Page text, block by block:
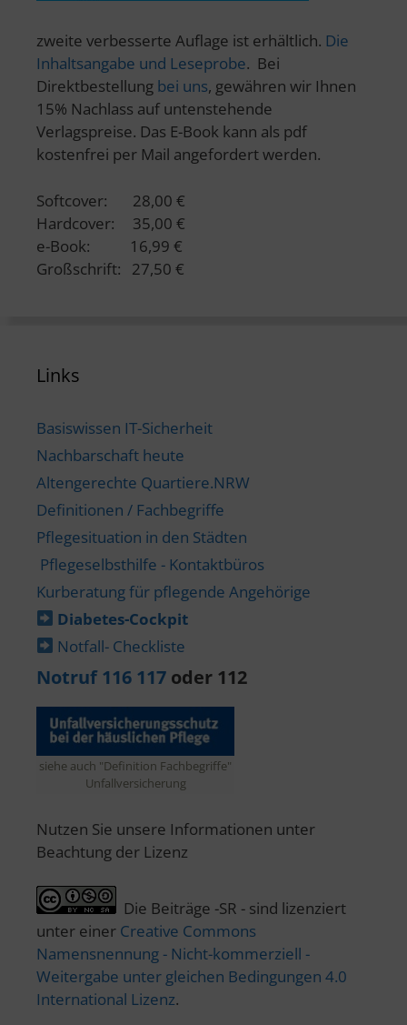
zweite verbesserte Auflage ist erhältlich. Die
Inhaltsangabe und Leseprobe. Bei
Direktbestellung bei uns, gewähren wir Ihnen
15% Nachlass auf untenstehende
Verlagspreise. Das E-Book kann als pdf
kostenfrei per Mail angefordert werden.
Softcover: 28,00 €
Hardcover: 35,00 €
e-Book: 16,99 €
Großschrift: 27,50 €
Links
Basiswissen IT-Sicherheit
Nachbarschaft heute
Altengerechte Quartiere.NRW
Definitionen / Fachbegriffe
Pflegesituation in den Städten
Pflegeselbsthilfe - Kontaktbüros
Kurberatung für pflegende Angehörige
Diabetes-​Cockpit
Notfall- Checkliste
Notruf 116 117 oder 112
siehe auch "Definition Fachbegriffe"
Unfallversicherung
Nutzen Sie unsere Informationen unter
Beachtung der Lizenz
Die Beiträge -SR - sind lizenziert
unter einer Creative Commons
Namensnennung - Nicht-kommerziell -
Weitergabe unter gleichen Bedingungen 4.0
International Lizenz.